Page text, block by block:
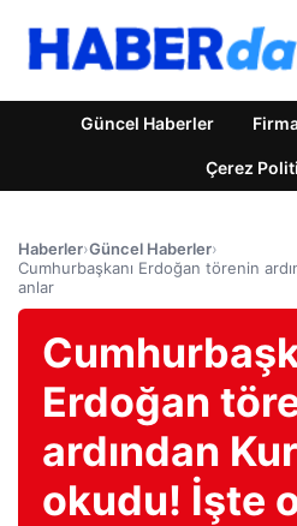
Güncel Haberler
Çerez
Haberler›Güncel Haberler›
Cumhurbaşkanı Erdoğan törenin
anlar
Erdoğan
ardından
okudu! İşte